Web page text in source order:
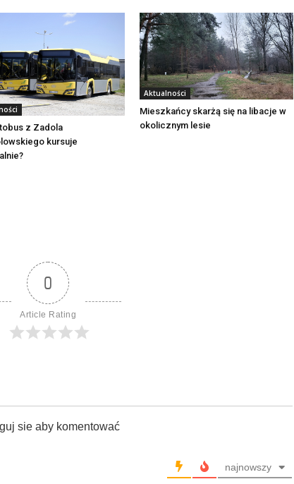
z Zadola
kursuje
Aktualności
Mieszkańcy skarżą się na libacje w
okolicznym lesie
0
Article Rating
sie aby komentować
najnowszy